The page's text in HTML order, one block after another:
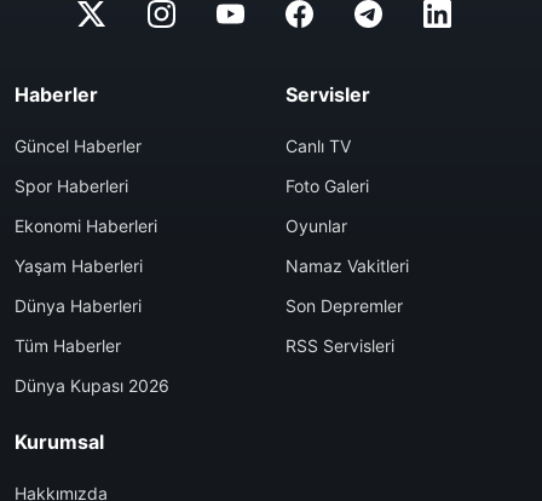
Haberler
Güncel Haberler
Spor Haberleri
Ekonomi Haberleri
Yaşam Haberleri
Dünya Haberleri
Tüm Haberler
Dünya Kupası 2026
Servisler
Canlı TV
Foto Galeri
Oyunlar
Namaz Vakitleri
Son Depremler
RSS Servisleri
Kurumsal
Hakkımızda